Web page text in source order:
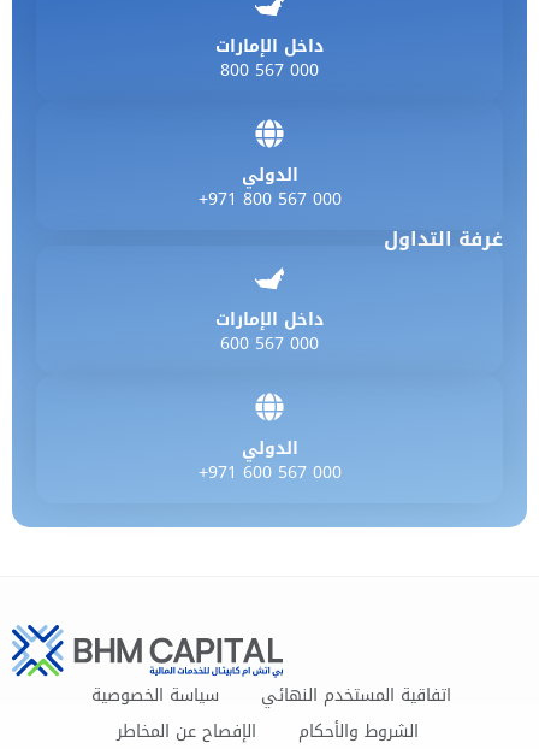
داخل الإمارات
800 567 000
الدولي
+971 800 567 000
غرفة التداول
داخل الإمارات
600 567 000
الدولي
+971 600 567 000
اتفاقية المستخدم النهائي
سياسة الخصوصية
الشروط والأحكام
الإفصاح عن المخاطر